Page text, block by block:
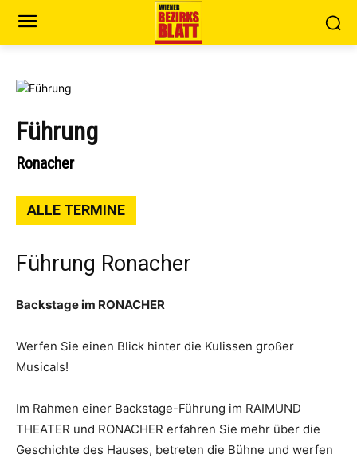
Führung
Ronacher
ALLE TERMINE
Führung Ronacher
Backstage im RONACHER
Werfen Sie einen Blick hinter die Kulissen großer
Musicals!
Im Rahmen einer Backstage-Führung im RAIMUND
THEATER und RONACHER erfahren Sie mehr über die
Geschichte des Hauses, betreten die Bühne und werfen